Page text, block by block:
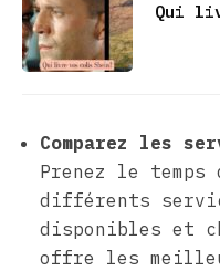
Qui
Comparez les
Prenez le temps
différents
disponibles et
offre les